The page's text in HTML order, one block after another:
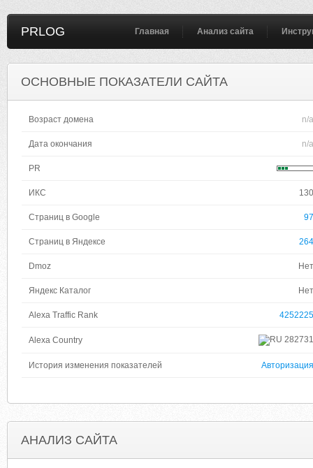
PRLOG Главная Анализ сайта
ОСНОВНЫЕ ПОКАЗАТЕЛИ САЙТА
Возраст домена n/a
Дата окончания n/a
PR
ИКС 130
Страниц в Google 97
Страниц в Яндексе 264
Dmoz Нет
Яндекс Каталог Нет
Alexa Traffic Rank 4252225
Alexa Country 282731
История изменения показателей Авторизация
АНАЛИЗ САЙТА